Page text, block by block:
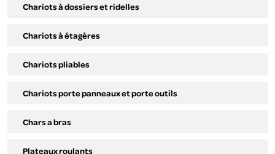
Chariots à dossiers et ridelles
Chariots à étagères
Chariots pliables
Chariots porte panneaux et porte outils
Chars a bras
Plateaux roulants